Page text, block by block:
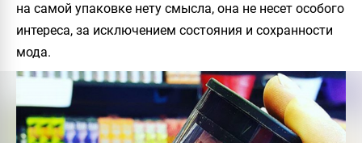
на самой упаковке нету смысла, она не несет особого
интереса, за исключением состояния и сохранности
мода.